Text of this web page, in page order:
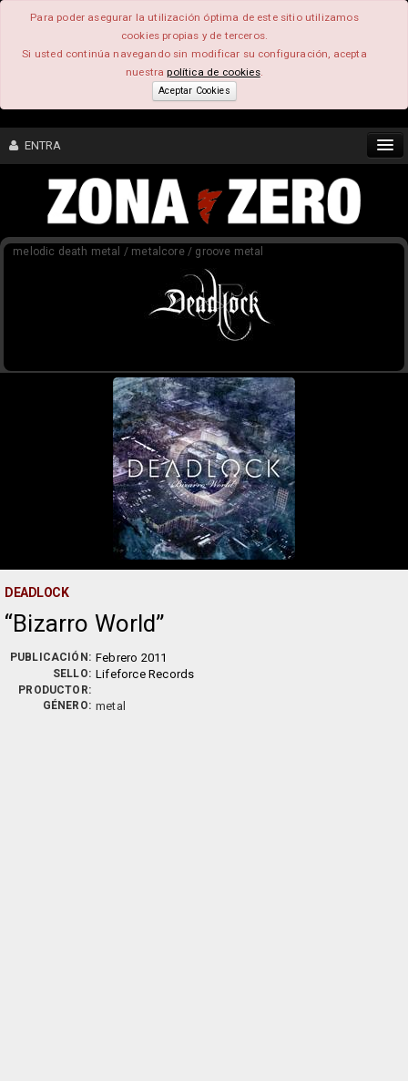
Para poder asegurar la utilización óptima de este sitio utilizamos
cookies propias y de terceros.
Si usted continúa navegando sin modificar su configuración, acepta
nuestrapolítica de cookies.
Aceptar Cookies
ENTRA
CONTENIDO
melodic death metal / metalcore / groove metal
DEADLOCK
Bizarro World
PUBLICACIÓN: Febrero 2011
SELLO: Lifeforce Records
PRODUCTOR:
GÉNERO: metal